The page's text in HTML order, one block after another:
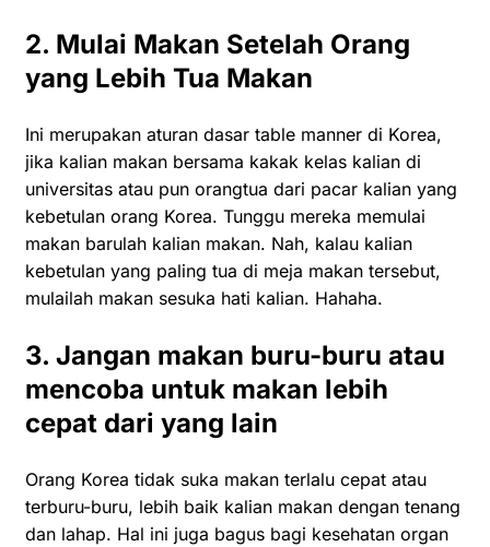
2. Mulai Makan Setelah Orang
yang Lebih Tua Makan
Ini merupakan aturan dasar table manner di Korea,
jika kalian makan bersama kakak kelas kalian di
universitas atau pun orangtua dari pacar kalian yang
kebetulan orang Korea. Tunggu mereka memulai
makan barulah kalian makan. Nah, kalau kalian
kebetulan yang paling tua di meja makan tersebut,
mulailah makan sesuka hati kalian. Hahaha.
3. Jangan makan buru-buru atau
mencoba untuk makan lebih
cepat dari yang lain
Orang Korea tidak suka makan terlalu cepat atau
terburu-buru, lebih baik kalian makan dengan tenang
dan lahap. Hal ini juga bagus bagi kesehatan organ